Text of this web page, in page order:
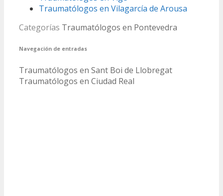
Traumatólogos en Vilagarcía de Arousa
Categorías Traumatólogos en Pontevedra
Navegación de entradas
Traumatólogos en Sant Boi de Llobregat
Traumatólogos en Ciudad Real